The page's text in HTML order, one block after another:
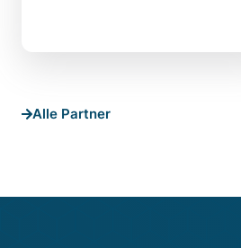
Alle Partner